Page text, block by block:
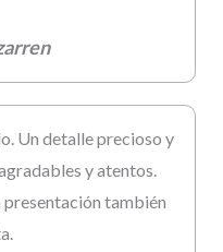
Un detalle precioso y
y atentos.
presentación también